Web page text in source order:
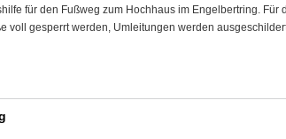
für den Fußweg zum Hochhaus im Engelbertring. Für
voll gesperrt werden, Umleitungen werden